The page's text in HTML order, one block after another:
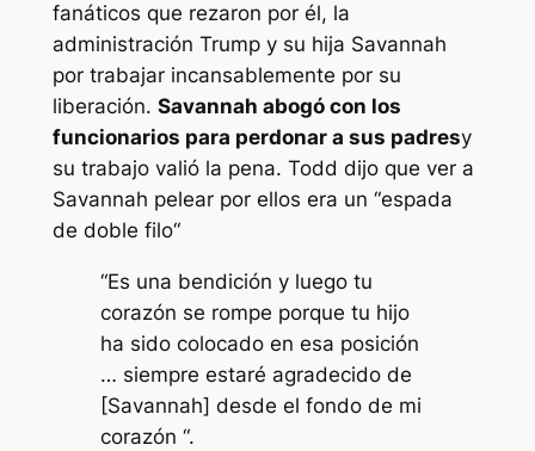
fanáticos que rezaron por él, la
administración Trump y su hija Savannah
por trabajar incansablemente por su
liberación. Savannah abogó con los
funcionarios para perdonar a sus padresy
su trabajo valió la pena. Todd dijo que ver a
Savannah pelear por ellos era un “espada
de doble filo“
“Es una bendición y luego tu
corazón se rompe porque tu hijo
ha sido colocado en esa posición
… siempre estaré agradecido de
[Savannah] desde el fondo de mi
corazón “.